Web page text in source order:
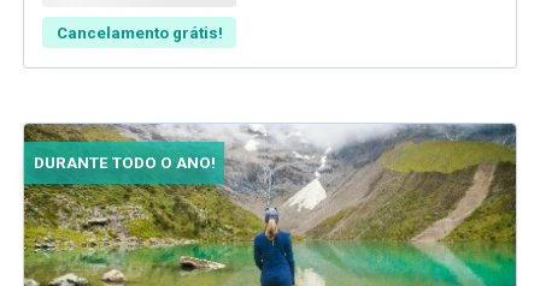
Cancelamento grátis!
DURANTE TODO O ANO!